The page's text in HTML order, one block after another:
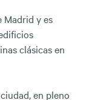
Madrid y es
clásicas en
en pleno